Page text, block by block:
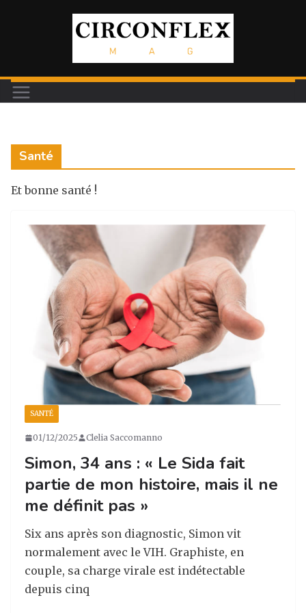
Santé
Et bonne santé !
SANTÉ
01/12/2025 Clelia Saccomanno
Simon, 34 ans : « Le Sida fait
partie de mon histoire, mais il ne
me définit pas »
Six ans après son diagnostic, Simon vit
normalement avec le VIH. Graphiste, en
couple, sa charge virale est indétectable
depuis cinq